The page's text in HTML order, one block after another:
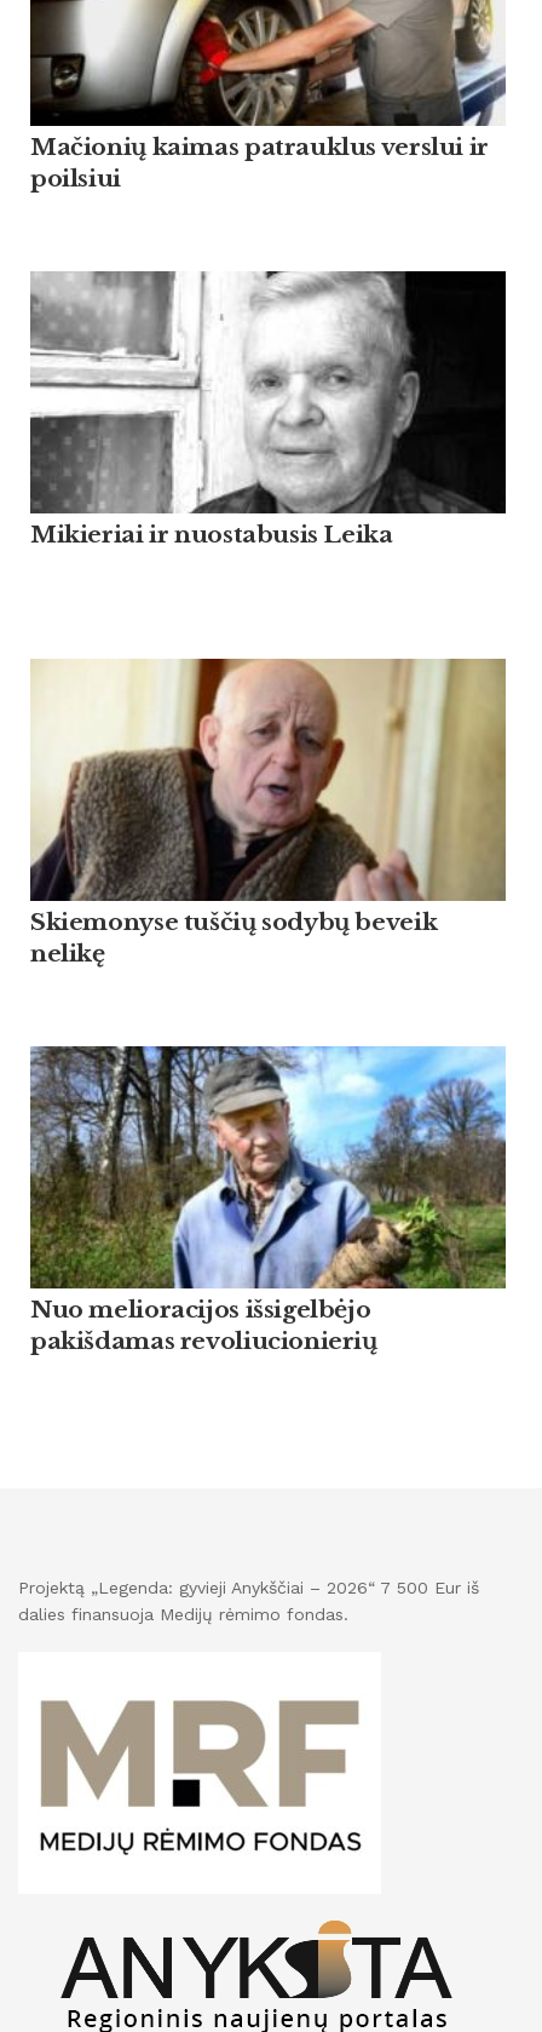
Mačionių kaimas patrauklus verslui ir
poilsiui
Mikieriai ir nuostabusis Leika
Skiemonyse tuščių sodybų beveik
nelikę
Nuo melioracijos išsigelbėjo
pakišdamas revoliucionierių
Projektą „Legenda: gyvieji Anykščiai – 2026“ 7 500 Eur iš
dalies finansuoja Medijų rėmimo fondas.